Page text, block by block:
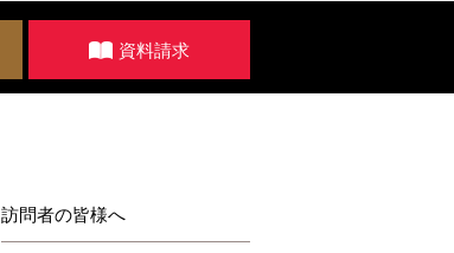
資料請求
訪問者の皆様へ